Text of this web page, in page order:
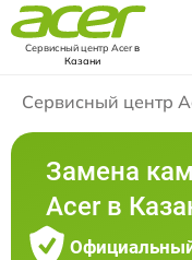
Сервисный центр Acerв
Казани
Сервисный центр
Замена
Acer в